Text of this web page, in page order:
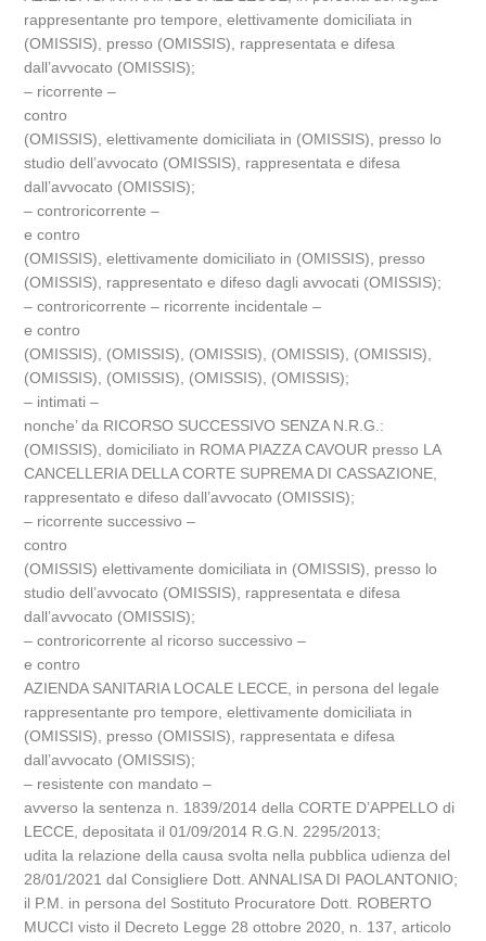
rappresentante pro tempore, elettivamente domiciliata in
(OMISSIS), presso (OMISSIS), rappresentata e difesa
dall’avvocato (OMISSIS);
– ricorrente –
contro
(OMISSIS), elettivamente domiciliata in (OMISSIS), presso lo
studio dell’avvocato (OMISSIS), rappresentata e difesa
dall’avvocato (OMISSIS);
– controricorrente –
e contro
(OMISSIS), elettivamente domiciliato in (OMISSIS), presso
(OMISSIS), rappresentato e difeso dagli avvocati (OMISSIS);
– controricorrente – ricorrente incidentale –
e contro
(OMISSIS), (OMISSIS), (OMISSIS), (OMISSIS), (OMISSIS),
(OMISSIS), (OMISSIS), (OMISSIS), (OMISSIS);
– intimati –
nonche’ da RICORSO SUCCESSIVO SENZA N.R.G.:
(OMISSIS), domiciliato in ROMA PIAZZA CAVOUR presso LA
CANCELLERIA DELLA CORTE SUPREMA DI CASSAZIONE,
rappresentato e difeso dall’avvocato (OMISSIS);
– ricorrente successivo –
contro
(OMISSIS) elettivamente domiciliata in (OMISSIS), presso lo
studio dell’avvocato (OMISSIS), rappresentata e difesa
dall’avvocato (OMISSIS);
– controricorrente al ricorso successivo –
e contro
AZIENDA SANITARIA LOCALE LECCE, in persona del legale
rappresentante pro tempore, elettivamente domiciliata in
(OMISSIS), presso (OMISSIS), rappresentata e difesa
dall’avvocato (OMISSIS);
– resistente con mandato –
avverso la sentenza n. 1839/2014 della CORTE D’APPELLO di
LECCE, depositata il 01/09/2014 R.G.N. 2295/2013;
udita la relazione della causa svolta nella pubblica udienza del
28/01/2021 dal Consigliere Dott. ANNALISA DI PAOLANTONIO;
il P.M. in persona del Sostituto Procuratore Dott. ROBERTO
MUCCI visto il Decreto Legge 28 ottobre 2020, n. 137, articolo